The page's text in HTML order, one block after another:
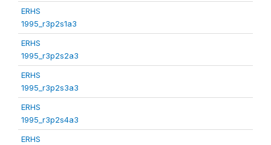
ERHS
1995_r3p2s1a3
ERHS
1995_r3p2s2a3
ERHS
1995_r3p2s3a3
ERHS
1995_r3p2s4a3
ERHS